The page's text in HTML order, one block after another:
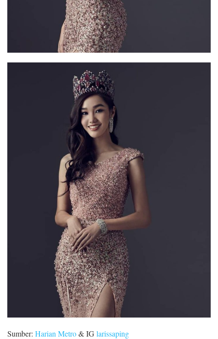
Sumber: Harian Metro& IGlarissaping